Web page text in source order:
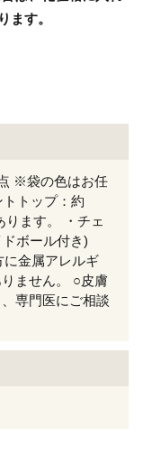
ます。
※袋の色はお任
トップ：約
ます。 ・チェ
ドボール付き)
金属アレルギ
ません。 ○皮膚
専門医にご相談